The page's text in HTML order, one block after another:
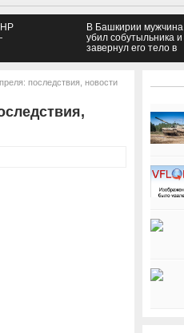
В Башкирии мужчина
убил собутыльника и
завернул его тело в
последствия, новости